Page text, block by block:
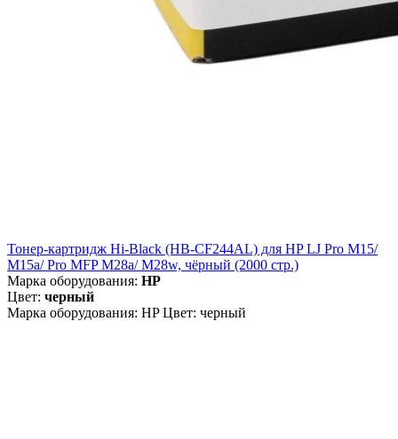
Тонер-картридж Hi-Black (HB-CF244AL) для HP LJ Pro M15/
M15a/ Pro MFP M28a/ M28w, чёрный (2000 стр.)
Марка оборудования: HP
Цвет: черный
Марка оборудования: HP Цвет: черный